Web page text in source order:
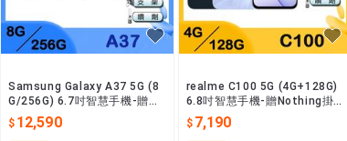
Samsung Galaxy A37 5G (8
G/256G) 6.7吋智慧手機-贈空
壓殼+鋼化保貼+掛繩+韓版包
+指環
12,590
realme C100 5G (4G+128G)
6.8吋智慧手機-贈Nothing掛
繩+購物袋(送完為止)+其他好
禮7,190